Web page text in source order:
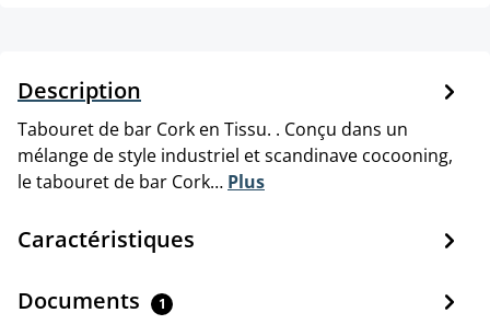
Description
Tabouret de bar Cork en Tissu. . Conçu dans un
mélange de style industriel et scandinave cocooning,
le tabouret de bar Cork… Plus
Caractéristiques
Documents 1